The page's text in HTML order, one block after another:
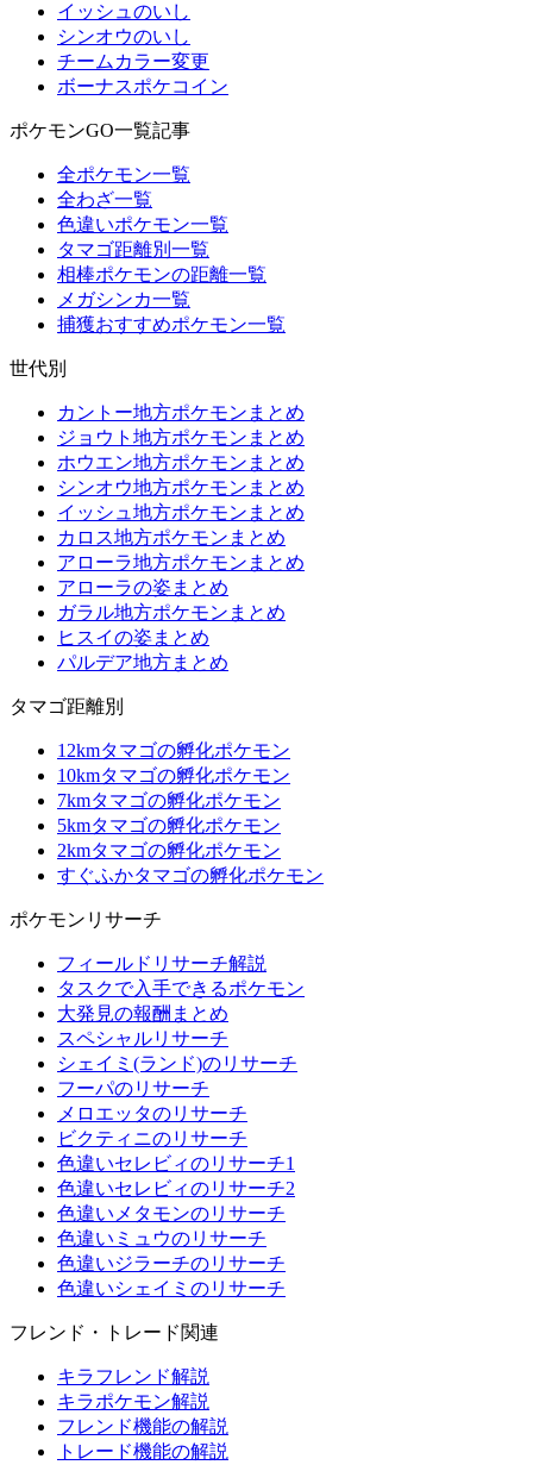
イッシュのいし
シンオウのいし
チームカラー変更
ボーナスポケコイン
ポケモンGO一覧記事
全ポケモン一覧
全わざ一覧
色違いポケモン一覧
タマゴ距離別一覧
相棒ポケモンの距離一覧
メガシンカ一覧
捕獲おすすめポケモン一覧
世代別
カントー地方ポケモンまとめ
ジョウト地方ポケモンまとめ
ホウエン地方ポケモンまとめ
シンオウ地方ポケモンまとめ
イッシュ地方ポケモンまとめ
カロス地方ポケモンまとめ
アローラ地方ポケモンまとめ
アローラの姿まとめ
ガラル地方ポケモンまとめ
ヒスイの姿まとめ
パルデア地方まとめ
タマゴ距離別
12kmタマゴの孵化ポケモン
10kmタマゴの孵化ポケモン
7kmタマゴの孵化ポケモン
5kmタマゴの孵化ポケモン
2kmタマゴの孵化ポケモン
すぐふかタマゴの孵化ポケモン
ポケモンリサーチ
フィールドリサーチ解説
タスクで入手できるポケモン
大発見の報酬まとめ
スペシャルリサーチ
シェイミ(ランド)のリサーチ
フーパのリサーチ
メロエッタのリサーチ
ビクティニのリサーチ
色違いセレビィのリサーチ1
色違いセレビィのリサーチ2
色違いメタモンのリサーチ
色違いミュウのリサーチ
色違いジラーチのリサーチ
色違いシェイミのリサーチ
フレンド・トレード関連
キラフレンド解説
キラポケモン解説
フレンド機能の解説
トレード機能の解説